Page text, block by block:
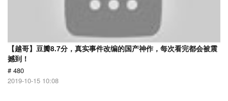
【越哥】豆瓣8.7分，真实事件改编的国产神作，每次看完都会被震
撼到！
# 480
2019-10-15 10:08